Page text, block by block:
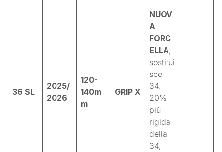
36 SL
2025/
2026
120-
140m
m
GRIP X
NUOV
A
FORC
ELLA,
sostitui
sce
34.
20%
più
rigida
della
34,